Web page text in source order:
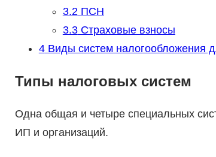
3.2ПСН
3.3Страховые взносы
4Виды систем налогообложения
Типы налоговых систем
Одна общая и четыре специальных
ИП и организаций.